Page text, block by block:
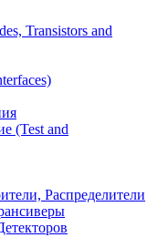
Transistors and
(Test and
Распределители